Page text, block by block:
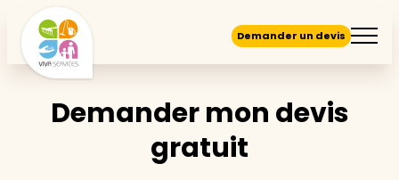
Demander un devis
Demander mon devis
gratuit